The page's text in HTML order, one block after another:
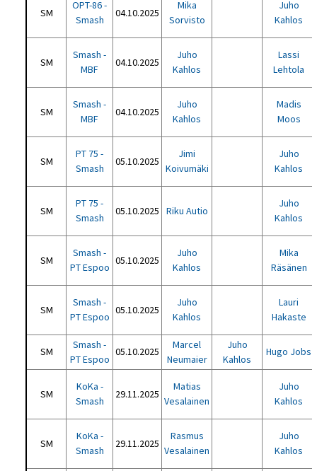
SM
OPT-86 -
Smash
04.10.2025
Mika
Sorvisto
Juho
Kahlos
SM
Smash -
MBF
04.10.2025
Juho
Kahlos
Lassi
Lehtola
SM
Smash -
MBF
04.10.2025
Juho
Kahlos
Madis
Moos
SM
PT 75 -
Smash
05.10.2025
Jimi
Koivumäki
Juho
Kahlos
SM
PT 75 -
Smash
05.10.2025 Riku Autio
Juho
Kahlos
SM
Smash -
PT Espoo
05.10.2025
Juho
Kahlos
Mika
Räsänen
SM
Smash -
PT Espoo
05.10.2025
Juho
Kahlos
Lauri
Hakaste
SM
Smash -
PT Espoo
05.10.2025
Marcel
Neumaier
Juho
Kahlos
Hugo Jobs
SM
KoKa -
Smash
29.11.2025
Matias
Vesalainen
Juho
Kahlos
SM
KoKa -
Smash
29.11.2025
Rasmus
Vesalainen
Juho
Kahlos